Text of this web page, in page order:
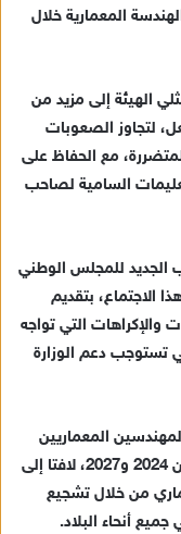
المعمارية خلال
الهيئة إلى مزيد من
لتجاوز الصعوبات
مع الحفاظ على
السامية لصاحب
الجديد للمجلس الوطني
الاجتماع، بتقديم
والإكراهات التي تواجه
تستوجب دعم الوزارة
المعماريين
قام بانتخاب مكتب جديد للفترة الممتدة ما بين 2024 و2027، لافتا إلى
من خلال تشجيع
جميع أنحاء البلاد.